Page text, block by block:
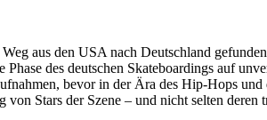
aus den USA nach Deutschland
des deutschen Skateboardings auf
bevor in der Ära des Hip-Hops
Stars der Szene – und nicht selten deren